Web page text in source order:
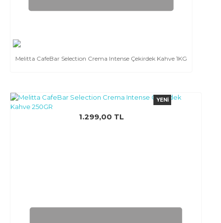
Melitta CafeBar Selection Crema Intense Çekirdek Kahve 1KG
1.299,00 TL
YENI